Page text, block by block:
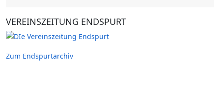
VEREINSZEITUNG ENDSPURT
Zum Endspurtarchiv